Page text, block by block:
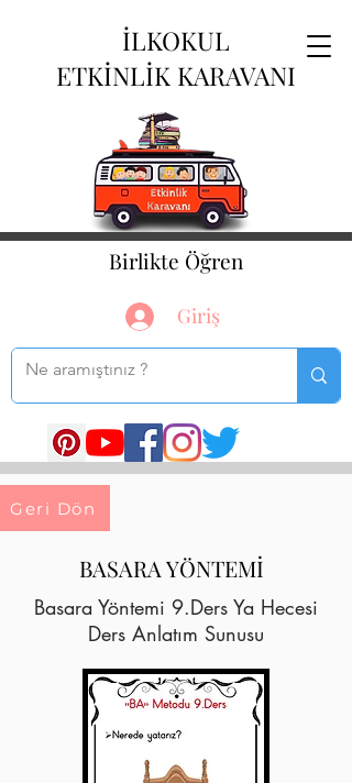
İLKOKUL
ETKİNLİK KARAVANI
Birlikte Öğren
Giriş
Geri Dön
BASARA YÖNTEMİ
Basara Yöntemi 9.Ders Ya Hecesi
Ders Anlatım Sunusu